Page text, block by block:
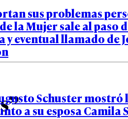
sus problemas
la Mujer sale al paso
y eventual llamado de
Schuster
a su esposa Camila